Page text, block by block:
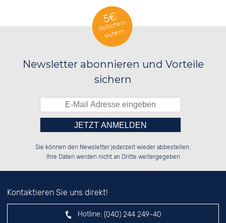
5€
Gutschein
sichern
Newsletter abonnieren und Vorteile
sichern
██░░░░░░██░░██░░██░░██░░██░░░░░░
██████░░██████░░██░░██░░██████░░
██░░██░░░░░░██░░██░░██░░██░░██░░
Bitte tragen Sie die Zahl in
das nebenstehende Feld ein.
Sie können den Newsletter jederzeit wieder abbestellen.
Ihre Daten werden nicht an Dritte weitergegeben
Kontaktieren Sie uns direkt!
Hotline: (040) 244 249-40